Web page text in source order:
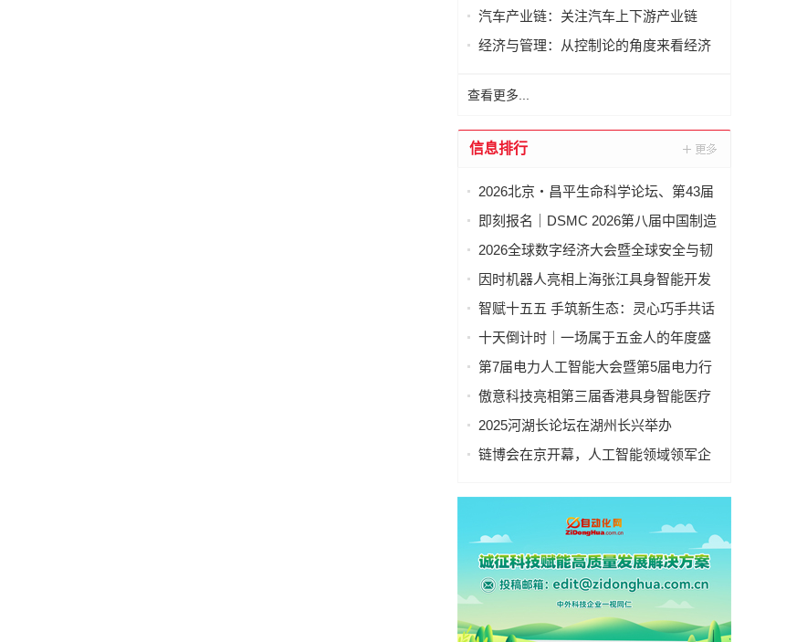
家及人才需求资讯
汽车产业链：关注汽车上下游产业链
经济与管理：从控制论的角度来看经济
查看更多...
信息排行
2026北京・昌平生命科学论坛、第43届
全国医药工业信息年会在京开幕
即刻报名｜DSMC 2026第八届中国制造
业&新能源数智峰会全新启程！
2026全球数字经济大会暨全球安全与韧
性经济AI论坛在京隆重召开
因时机器人亮相上海张江具身智能开发
者大会
智赋十五五 手筑新生态：灵心巧手共话
具身智能新基建
十天倒计时｜一场属于五金人的年度盛
会，即将启幕！
第7届电力人工智能大会暨第5届电力行
业数字化转型大会，10月相约杭州！
傲意科技亮相第三届香港具身智能医疗
科技论坛，共同探讨医疗科技企业出海
2025河湖长论坛在湖州长兴举办
链博会在京开幕，人工智能领域领军企